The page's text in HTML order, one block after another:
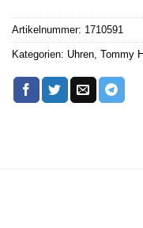
Artikelnummer: 1710591
Kategorien: Uhren Tommy